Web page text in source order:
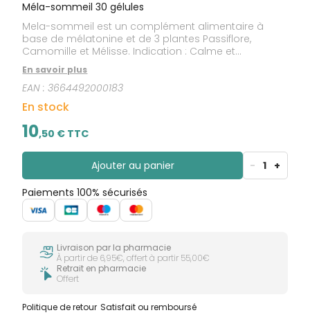
Méla-sommeil 30 gélules
Mela-sommeil est un complément alimentaire à
base de mélatonine et de 3 plantes Passiflore,
Camomille et Mélisse. Indication : Calme et
relaxation.
En savoir plus
EAN :3664492000183
En stock
10,50 € TTC
Ajouter au panier - 1 +
Paiements 100% sécurisés
Livraison par la pharmacie
À partir de 6,95€, offert à partir 55,00€
Retrait en pharmacie
Offert
Politique de retour Satisfait ou remboursé